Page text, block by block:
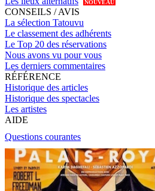
NOUVEAU
CONSEILS / AVIS
La sélection Tatouvu
Le classement des adhérents
Le Top 20 des réservations
Nous avons vu pour vous
Les derniers commentaires
RÉFÉRENCE
Historique des articles
Historique des spectacles
Les artistes
AIDE
Questions courantes